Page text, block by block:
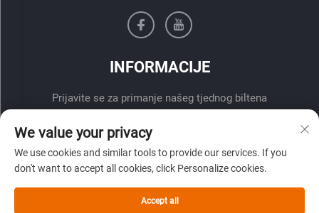
INFORMACIJE
Prijavite se za primanje našeg tjednog biltena
We value your privacy
We use cookies and similar tools to provide our services. If you
don't want to accept all cookies, click Personalize cookies.
Accept all